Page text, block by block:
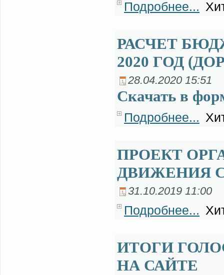
Подробнее...
РАСЧЕТ
2020 ГОД
28.04.2020 15:51
Ска­чать в
Подробнее...
ПРОЕКТ
ДВИЖЕНИЯ
31.10.2019 11:00
Подробнее...
ИТОГИ
НА САЙТЕ